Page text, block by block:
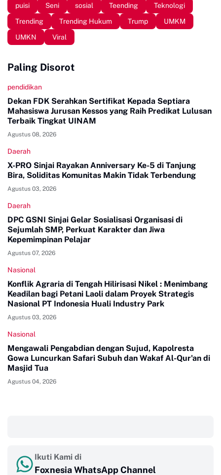
puisi
Seni sosial Teending
Teknologi
Trending
Trending Hukum Trump
UMKM
UMKN
Viral
Paling Disorot
pendidikan
Dekan FDK Serahkan Sertifikat Kepada Septiara
Mahasiswa Jurusan Kessos yang Raih Predikat Lulusan
Terbaik Tingkat UINAM
Agustus 08, 2026
Daerah
X-PRO Sinjai Rayakan Anniversary Ke-5 di Tanjung
Bira, Soliditas Komunitas Makin Tidak Terbendung
Agustus 03, 2026
Daerah
DPC GSNI Sinjai Gelar Sosialisasi Organisasi di
Sejumlah SMP, Perkuat Karakter dan Jiwa
Kepemimpinan Pelajar
Agustus 07, 2026
Nasional
Konflik Agraria di Tengah Hilirisasi Nikel : Menimbang
Keadilan bagi Petani Laoli dalam Proyek Strategis
Nasional PT Indonesia Huali Industry Park
Agustus 03, 2026
Nasional
Mengawali Pengabdian dengan Sujud, Kapolresta
Gowa Luncurkan Safari Subuh dan Wakaf Al-Qur'an di
Masjid Tua
Agustus 04, 2026
Ikuti Kami di
Foxnesia WhatsApp Channel